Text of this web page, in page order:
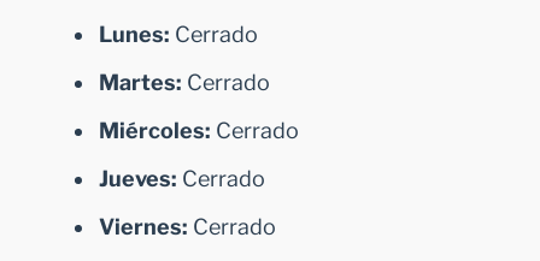
Lunes: Cerrado
Martes: Cerrado
Miércoles: Cerrado
Jueves: Cerrado
Viernes: Cerrado